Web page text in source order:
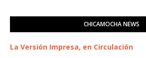
CHICAMOCHA NEWS
La Versión Impresa, en Circulación